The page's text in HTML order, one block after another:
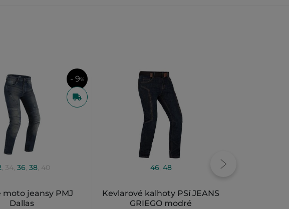
, 34,36,38, 40
moto jeansy PMJ
Dallas
- 9%
46, 48
Kevlarové kalhoty PSí JEANS
GRIEGO modré